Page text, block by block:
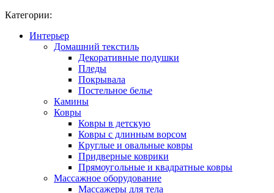
Категории:
Интерьер
Домашний текстиль
Декоративные подушки
Пледы
Покрывала
Постельное белье
Камины
Ковры
Ковры в детскую
Ковры с длинным ворсом
Круглые и овальные ковры
Придверные коврики
Прямоугольные и квадратные ковры
Массажное оборудование
Массажеры для тела